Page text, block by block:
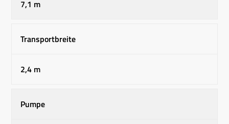
7,1 m
Transportbreite
2,4 m
Pumpe